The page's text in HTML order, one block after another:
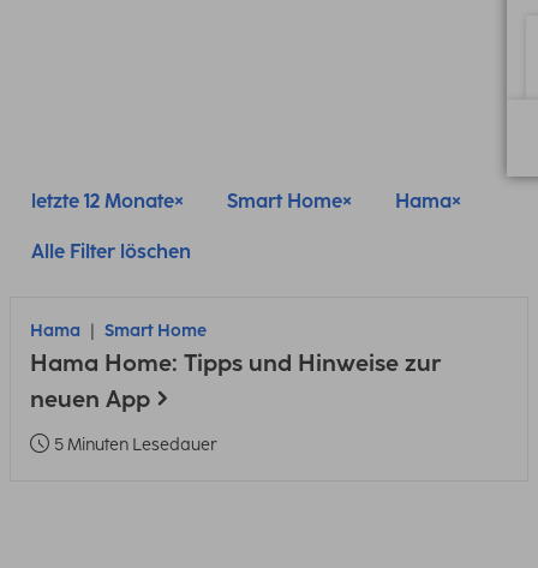
letzte 12 Monate Smart Home Hama
Alle Filter löschen
Hama Smart Home
Hama Home: Tipps und Hinweise zur
neuen App
5 Minuten Lesedauer